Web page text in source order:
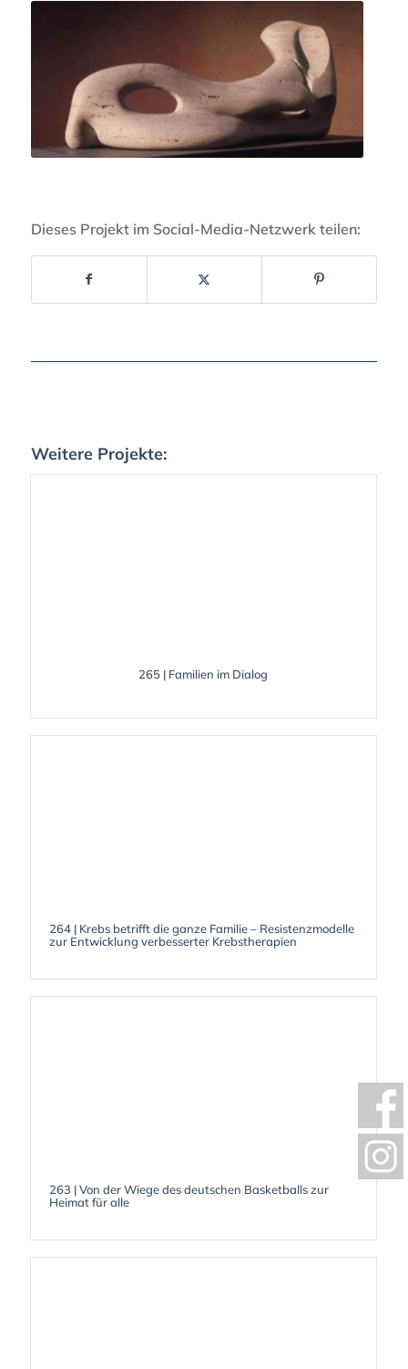
Dieses Projekt im Social-Media-Netzwerk teilen:
Weitere Projekte:
265 | Familien im Dialog
264 | Krebs betrifft die ganze Familie – Resistenzmodelle
zur Entwicklung verbesserter Krebstherapien
263 | Von der Wiege des deutschen Basketballs zur
Heimat für alle